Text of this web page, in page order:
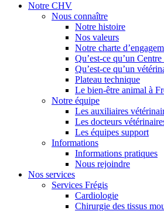
Notre CHV
Nous connaître
Notre histoire
Nos valeurs
Notre charte
Qu’est-ce qu’un
Qu’est-ce qu’un
Plateau technique
Le bien-être animal à
Notre équipe
Les auxiliaires
Les docteurs
Les équipes support
Informations
Informations pratiques
Nous rejoindre
Nos services
Services Frégis
Cardiologie
Chirurgie des tissus